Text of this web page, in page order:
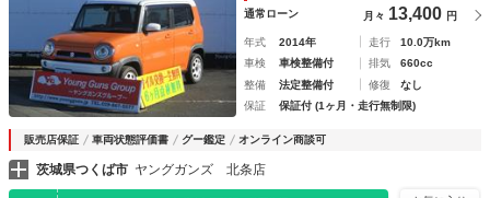
通常ローン 月々 13,400 円
年式 2014年 走行
10.0万km
車検
車検整備付 排気
660cc
整備
法定整備付 修復
なし
保証
保証付 (1ヶ月・走行無制限)
販売店保証 車両状態評価書 グー鑑定 オンライン商談可
茨城県つくば市 ヤングガンズ 北条店